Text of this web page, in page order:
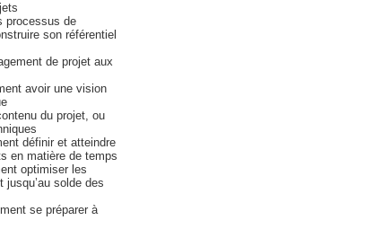
processus de
son référentiel
de projet aux
avoir une vision
du projet, ou
définir et atteindre
en matière de temps
optimiser les
solde des
se préparer à